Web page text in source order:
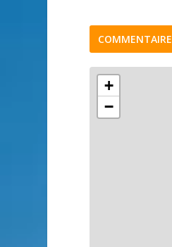
COMMENTAIRE
+
−